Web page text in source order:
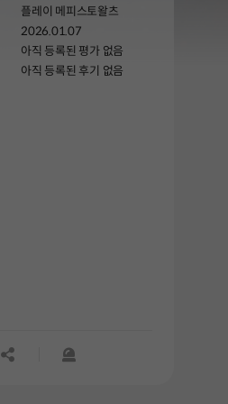
플레이 메피스토왈츠
2026.01.07
아직 등록된 평가 없음
아직 등록된 후기 없음
공유하기신고하기